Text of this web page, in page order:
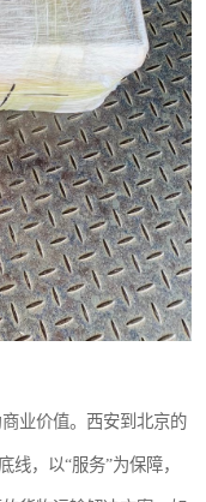
业价值。西安到北京的
线，以“服务”为保障，